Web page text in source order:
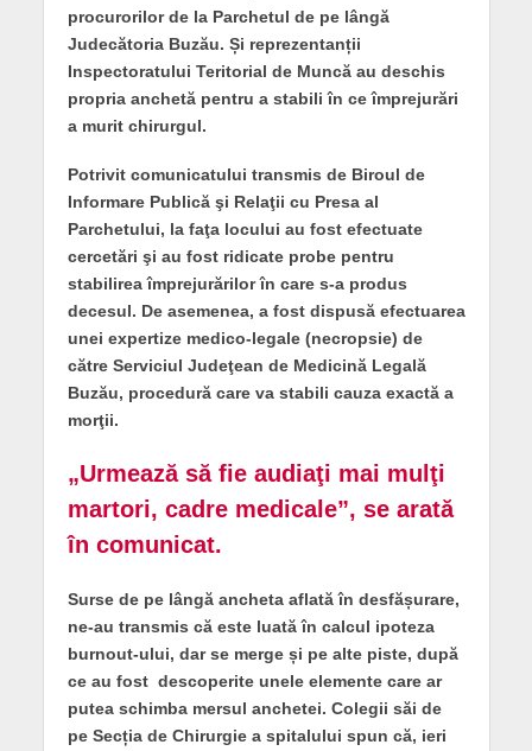
procurorilor de la Parchetul de pe lângă
Judecătoria Buzău. Și reprezentanții
Inspectoratului Teritorial de Muncă au deschis
propria anchetă pentru a stabili în ce împrejurări
a murit chirurgul.
Potrivit comunicatului transmis de Biroul de
Informare Publică şi Relaţii cu Presa al
Parchetului, la faţa locului au fost efectuate
cercetări şi au fost ridicate probe pentru
stabilirea împrejurărilor în care s-a produs
decesul. De asemenea, a fost dispusă efectuarea
unei expertize medico-legale (necropsie) de
către Serviciul Judeţean de Medicină Legală
Buzău, procedură care va stabili cauza exactă a
morţii.
„Urmează să fie audiaţi mai mulţi
martori, cadre medicale”, se arată
în comunicat.
Surse de pe lângă ancheta aflată în desfășurare,
ne-au transmis că este luată în calcul ipoteza
burnout-ului, dar se merge și pe alte piste, după
ce au fost descoperite unele elemente care ar
putea schimba mersul anchetei. Colegii săi de
pe Secția de Chirurgie a spitalului spun că, ieri